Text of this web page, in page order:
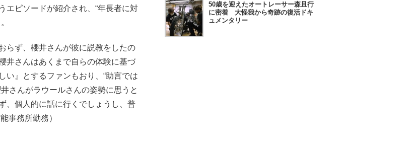
エピソードが紹介され、“年長者に対
らず、櫻井さんが彼に説教をしたの
井さんはあくまで自らの体験に基づ
い』とするファンもおり、“助言では
さんがラウールさんの姿勢に思うと
、個人的に話に行くでしょうし、普
事務所勤務）
50歳を迎えたオートレーサー森且行
に密着 大怪我から奇跡の復活ドキ
ュメンタリー